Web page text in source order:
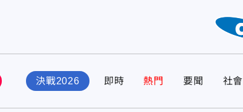
決戰2026 即時 熱門 要聞 社會